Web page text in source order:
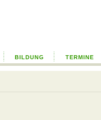
BILDUNG TERMINE